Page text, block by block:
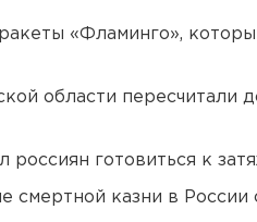
«Фламинго»,
области пересчитали
россиян готовиться к
смертной казни в